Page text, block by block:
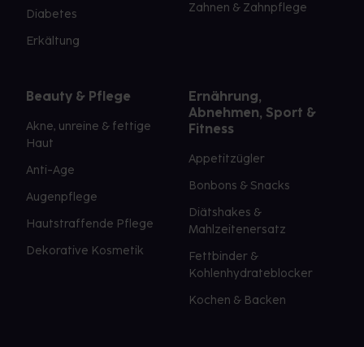
Diabetes
Erkältung
Zahnen & Zahnpflege
Beauty & Pflege
Akne, unreine & fettige
Haut
Anti-Age
Augenpflege
Hautstraffende Pflege
Dekorative Kosmetik
Ernährung,
Abnehmen, Sport &
Fitness
Appetitzügler
Bonbons & Snacks
Diätshakes &
Mahlzeitenersatz
Fettbinder &
Kohlenhydrateblocker
Kochen & Backen